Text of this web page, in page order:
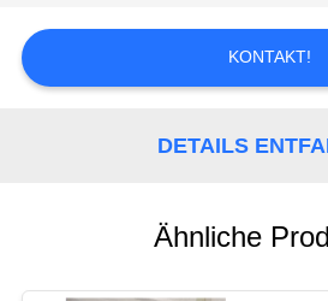
ANGEBOT
KONTAKT!
DETAILS
Ähnliche